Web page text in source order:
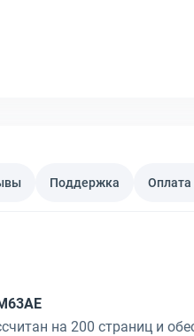
Поддержка Оплата
на 200 страниц и